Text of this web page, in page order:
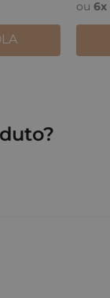
ou 6x